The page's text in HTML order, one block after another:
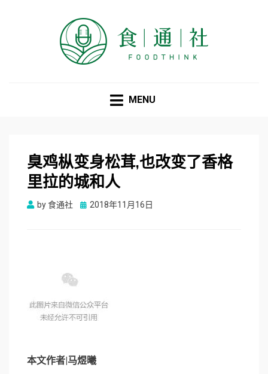
MENU
臭鸡枞变身松茸,也改变了香格
里拉的城和人
by食通社
Posted
2018年11月16日
本文作者|马煜曦